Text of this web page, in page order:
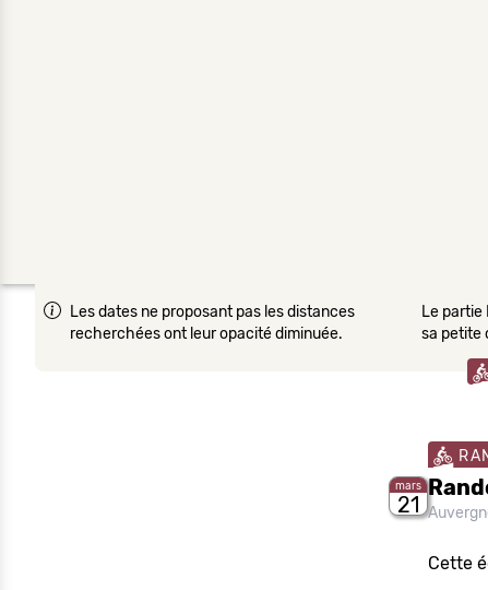
Les dates ne proposant pas les distances
recherchées ont leur opacité diminuée.
Le partie
sa petite
mars
21
Cette